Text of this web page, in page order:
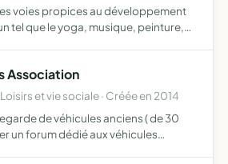
voies propices au développement
tel que le yoga, musique, peinture,
Association
et vie sociale · Créée en 2014
de véhicules anciens ( de 30
un forum dédié aux véhicules